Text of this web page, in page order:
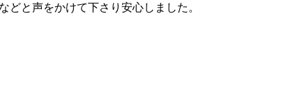
と声をかけて下さり安心しました。